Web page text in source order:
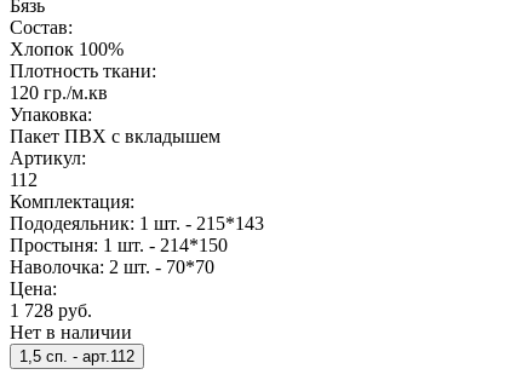
Бязь
Состав:
Хлопок 100%
Плотность ткани:
120 гр./м.кв
Упаковка:
Пакет ПВХ с вкладышем
Артикул:
112
Комплектация:
Пододеяльник: 1 шт. - 215*143
Простыня: 1 шт. - 214*150
Наволочка: 2 шт. - 70*70
Цена:
1 728 руб.
Нет в наличии
1,5 сп. - арт.112